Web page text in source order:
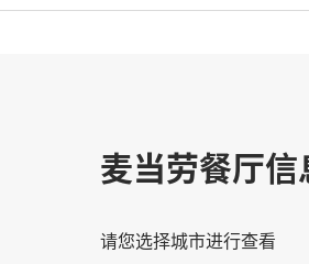
麦当劳餐厅信
请您选择城市进行查看